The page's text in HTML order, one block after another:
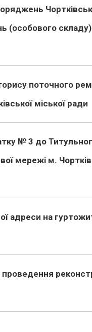
(особового складу)
поточного
міської ради
№ 3 до
мережі м.
адреси на